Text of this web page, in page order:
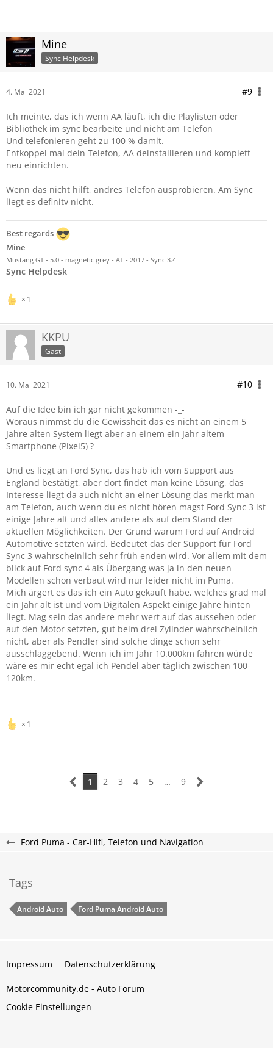
Mine
Sync Helpdesk
4. Mai 2021 #9
Ich meinte, das ich wenn AA läuft, ich die Playlisten oder
Bibliothek im sync bearbeite und nicht am Telefon
Und telefonieren geht zu 100 % damit.
Entkoppel mal dein Telefon, AA deinstallieren und komplett
neu einrichten.
Wenn das nicht hilft, andres Telefon ausprobieren. Am Sync
liegt es definitv nicht.
Best regards
Mine
Mustang GT - 5.0 - magnetic grey - AT - 2017 - Sync 3.4
Sync Helpdesk
1
KKPU
Gast
10. Mai 2021 #10
Auf die Idee bin ich gar nicht gekommen -_-
Woraus nimmst du die Gewissheit das es nicht an einem 5
Jahre alten System liegt aber an einem ein Jahr altem
Smartphone (Pixel5) ?
Und es liegt an Ford Sync, das hab ich vom Support aus
England bestätigt, aber dort findet man keine Lösung, das
Interesse liegt da auch nicht an einer Lösung das merkt man
am Telefon, auch wenn du es nicht hören magst Ford Sync 3 ist
einige Jahre alt und alles andere als auf dem Stand der
aktuellen Möglichkeiten. Der Grund warum Ford auf Android
Automotive setzten wird. Bedeutet das der Support für Ford
Sync 3 wahrscheinlich sehr früh enden wird. Vor allem mit dem
blick auf Ford sync 4 als Übergang was ja in den neuen
Modellen schon verbaut wird nur leider nicht im Puma.
Mich ärgert es das ich ein Auto gekauft habe, welches grad mal
ein Jahr alt ist und vom Digitalen Aspekt einige Jahre hinten
liegt. Mag sein das andere mehr wert auf das aussehen oder
auf den Motor setzten, gut beim drei Zylinder wahrscheinlich
nicht, aber als Pendler sind solche dinge schon sehr
ausschlaggebend. Wenn ich im Jahr 10.000km fahren würde
wäre es mir echt egal ich Pendel aber täglich zwischen 100-
120km.
1
1 2 3 4 5 … 9
Ford Puma - Car-Hifi, Telefon und Navigation
Tags
Android Auto Ford Puma Android Auto
Impressum Datenschutzerklärung
Motorcommunity.de - Auto Forum
Cookie Einstellungen